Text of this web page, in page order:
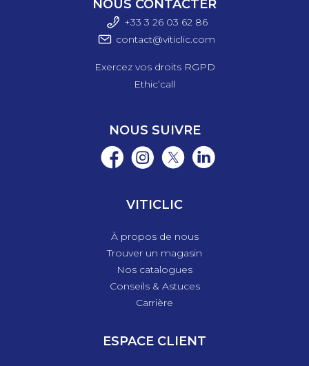
NOUS CONTACTER
+33 3 26 03 62 86
contact@viticlic.com
Exercez vos droits RGPD
Ethic’call
NOUS SUIVRE
VITICLIC
À propos de nous
Trouver un magasin
Nos catalogues
Conseils & Astuces
Carrière
ESPACE CLIENT